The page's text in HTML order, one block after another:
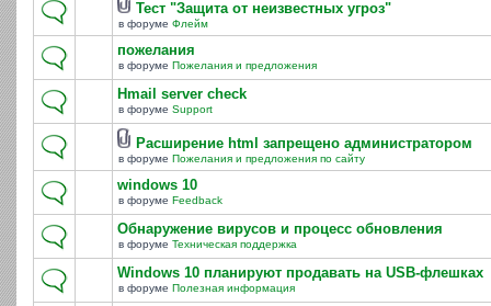
Тест "Защита от неизвестных угроз"
в форуме Флейм
пожелания
в форуме Пожелания и предложения
Hmail server check
в форуме Support
Расширение html запрещено администратором
в форуме Пожелания и предложения по сайту
windows 10
в форуме Feedback
Обнаружение вирусов и процесс обновления
в форуме Техническая поддержка
Windows 10 планируют продавать на USB-флешках
в форуме Полезная информация